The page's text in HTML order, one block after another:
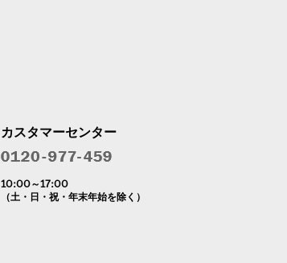
カスタマーセンター
10:00～17:00
（土・日・祝・年末年始を除く）